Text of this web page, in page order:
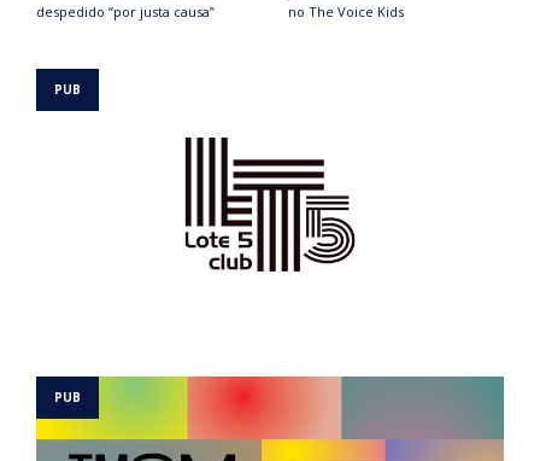
despedido “por justa causa”
no The Voice Kids